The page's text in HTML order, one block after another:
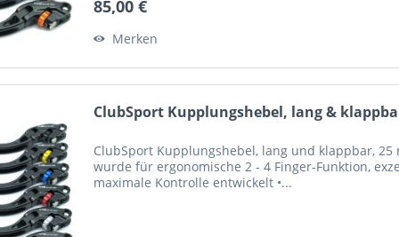
85,00 €
Merken
ClubSport Kupplungshebel, lang &
ClubSport Kupplungshebel, lang und klappbar,
wurde für ergonomische 2 - 4 Finger-Funktion,
maximale Kontrolle entwickelt •...